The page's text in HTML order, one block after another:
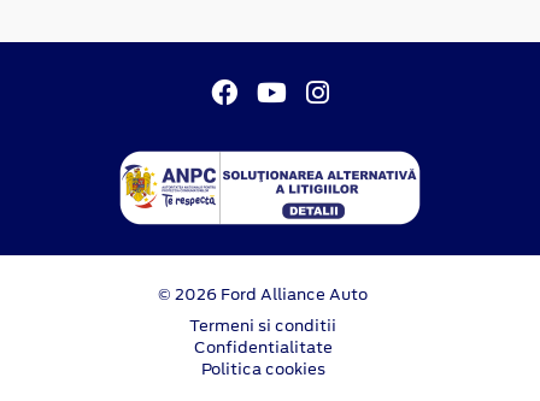
© 2026 Ford Alliance Auto
Termeni si conditii
Confidentialitate
Politica cookies